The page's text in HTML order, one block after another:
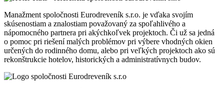
Manažment spoločnosti Eurodreveník s.r.o. je vďaka svojím
skúsenostiam a znalostiam považovaný za spoľahlivého a
nápomocného partnera pri akýchkoľvek projektoch. Či už sa jedná
o pomoc pri riešení malých problémov pri výbere vhodných okien
určených do rodinného domu, alebo pri veľkých projektoch ako sú
rekonštrukcie hotelov, historických a administratívnych budov.